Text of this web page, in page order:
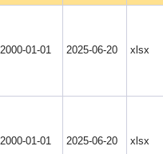
2000-01-01 2025-06-20 xlsx
2000-01-01 2025-06-20 xlsx